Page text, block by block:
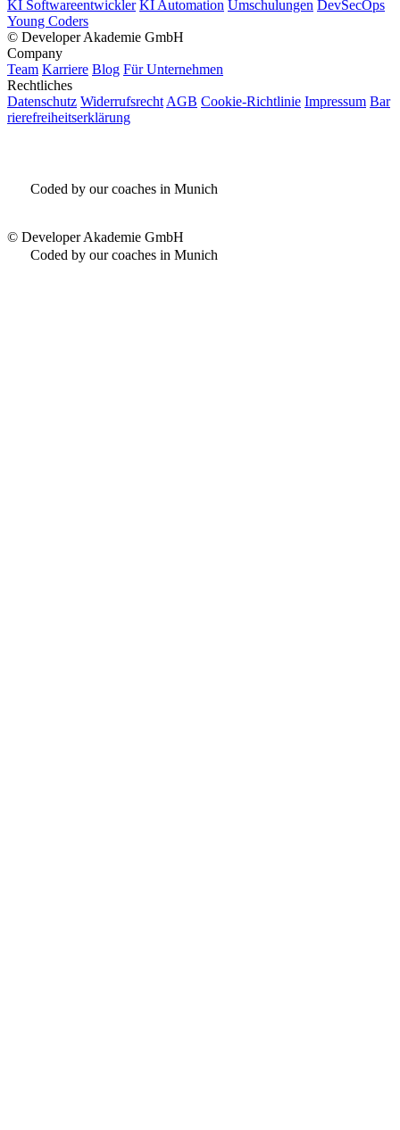
KI Softwareentwickler KI Automation Umschulungen DevSecOps
Young Coders
© Developer Akademie GmbH
Company
Team Karriere Blog Für Unternehmen
Rechtliches
Datenschutz Widerrufsrecht AGB Cookie-Richtlinie Impressum Bar
rierefreiheitserklärung
Coded by our coaches in Munich
© Developer Akademie GmbH
Coded by our coaches in Munich